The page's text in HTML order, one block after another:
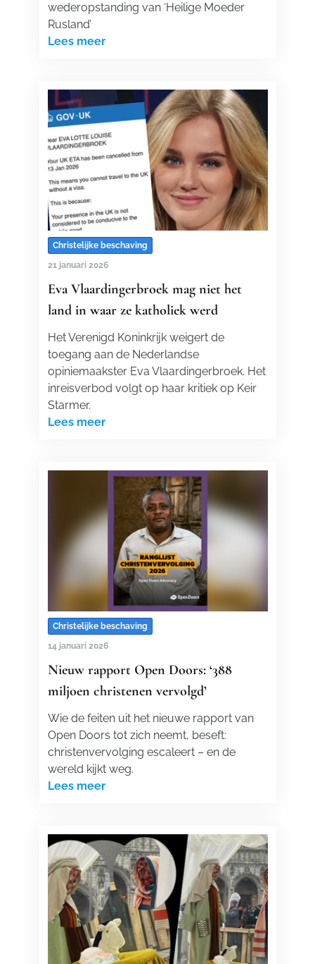
wederopstanding van ‘Heilige Moeder
Rusland’
Lees meer
Christelijke beschaving
21 januari 2026
Eva Vlaardingerbroek mag niet het
land in waar ze katholiek werd
Het Verenigd Koninkrijk weigert de
toegang aan de Nederlandse
opiniemaakster Eva Vlaardingerbroek. Het
inreisverbod volgt op haar kritiek op Keir
Starmer.
Lees meer
Christelijke beschaving
14 januari 2026
Nieuw rapport Open Doors: ‘388
miljoen christenen vervolgd’
Wie de feiten uit het nieuwe rapport van
Open Doors tot zich neemt, beseft:
christenvervolging escaleert – en de
wereld kijkt weg.
Lees meer